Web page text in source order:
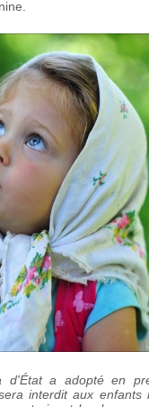
d'État a adopté en
interdit aux enfants